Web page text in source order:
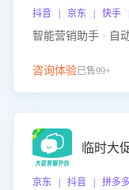
抖音 | 京东 | 快手
智能营销助手 · 自
咨询体验已售99+
临时大
京东 | 抖音 | 拼多